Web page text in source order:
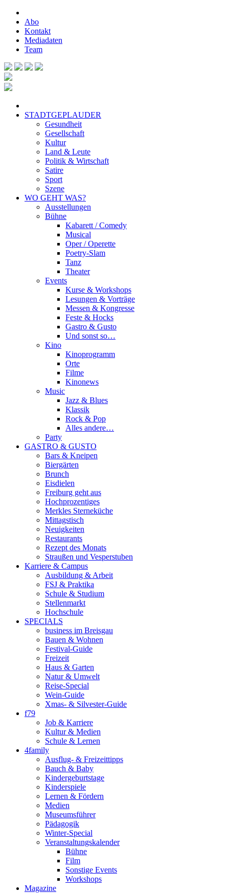
Abo
Kontakt
Mediadaten
Team
STADTGEPLAUDER
Gesundheit
Gesellschaft
Kultur
Land & Leute
Politik & Wirtschaft
Satire
Sport
Szene
WO GEHT WAS?
Ausstellungen
Bühne
Kabarett / Comedy
Musical
Oper / Operette
Poetry-Slam
Tanz
Theater
Events
Kurse & Workshops
Lesungen & Vorträge
Messen & Kongresse
Feste & Hocks
Gastro & Gusto
Und sonst so…
Kino
Kinoprogramm
Orte
Filme
Kinonews
Music
Jazz & Blues
Klassik
Rock & Pop
Alles andere…
Party
GASTRO & GUSTO
Bars & Kneipen
Biergärten
Brunch
Eisdielen
Freiburg geht aus
Hochprozentiges
Merkles Sterneküche
Mittagstisch
Neuigkeiten
Restaurants
Rezept des Monats
Straußen und Vesperstuben
Karriere & Campus
Ausbildung & Arbeit
FSJ & Praktika
Schule & Studium
Stellenmarkt
Hochschule
SPECIALS
business im Breisgau
Bauen & Wohnen
Festival-Guide
Freizeit
Haus & Garten
Natur & Umwelt
Reise-Special
Wein-Guide
Xmas- & Silvester-Guide
f79
Job & Karriere
Kultur & Medien
Schule & Lernen
4family
Ausflug- & Freizeittipps
Bauch & Baby
Kindergeburtstage
Kinderspiele
Lernen & Fördern
Medien
Museumsführer
Pädagogik
Winter-Special
Veranstaltungskalender
Bühne
Film
Sonstige Events
Workshops
Magazine